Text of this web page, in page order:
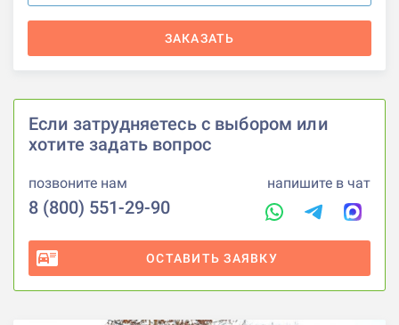
ЗАКАЗАТЬ
Если затрудняетесь с выбором или
хотите задать вопрос
позвоните нам
8 (800) 551-29-90
напишите в чат
ОСТАВИТЬ ЗАЯВКУ